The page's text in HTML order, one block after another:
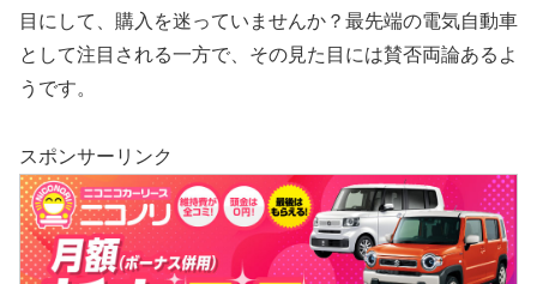
目にして、購入を迷っていませんか？最先端の電気自動車
として注目される一方で、その見た目には賛否両論あるよ
うです。
スポンサーリンク